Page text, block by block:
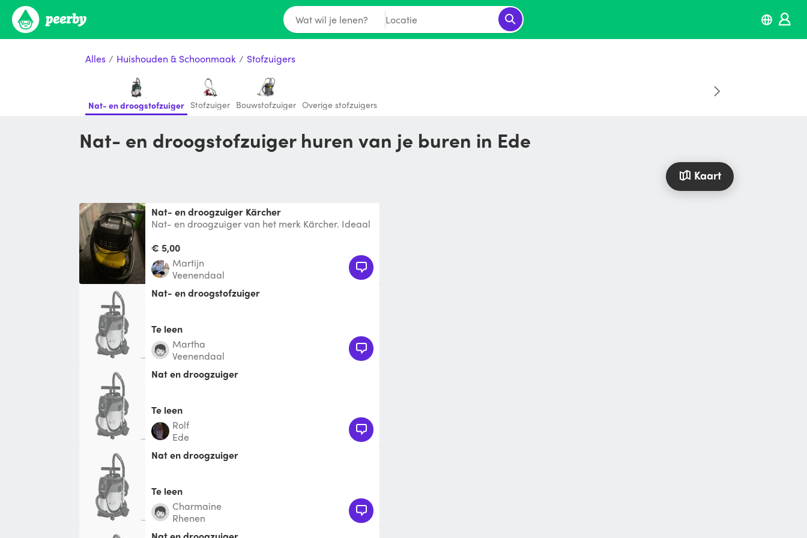
Wat wil je lenen? Locatie
Alles / Huishouden & Schoonmaak / Stofzuigers
Nat- en droogstofzuiger Stofzuiger Bouwstofzuiger Overige stofzuigers
Nat- en droogstofzuiger huren van je buren in Ede
Kaart
Nat- en droogzuiger Kärcher
Nat- en droogzuiger van het merk Kärcher. Ideaal
€ 5,00
Martijn
Veenendaal
Nat- en droogstofzuiger
Te leen
Martha
Veenendaal
nat en droogzuiger
Te leen
Rolf
Ede
nat en droogzuiger
Te leen
Charmaine
Rhenen